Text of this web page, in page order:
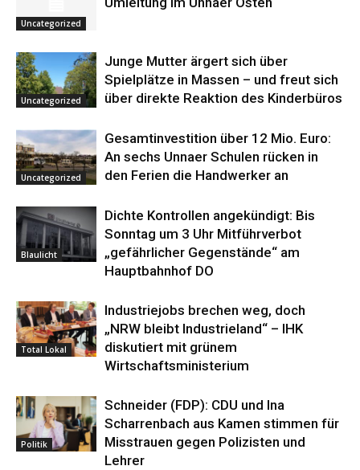
Uncategorized
Uncategorized
Junge Mutter ärgert sich über
Spielplätze in Massen – und freut sich
über direkte Reaktion des Kinderbüros
Uncategorized
Gesamtinvestition über 12 Mio. Euro:
An sechs Unnaer Schulen rücken in
den Ferien die Handwerker an
Blaulicht
Dichte Kontrollen angekündigt: Bis
Sonntag um 3 Uhr Mitführverbot
„gefährlicher Gegenstände“ am
Hauptbahnhof DO
Total Lokal
Industriejobs brechen weg, doch
„NRW bleibt Industrieland“ – IHK
diskutiert mit grünem
Wirtschaftsministerium
Politik
Schneider (FDP): CDU und Ina
Scharrenbach aus Kamen stimmen für
Misstrauen gegen Polizisten und
Lehrer